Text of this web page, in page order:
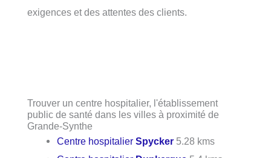
exigences et des attentes des clients.
Trouver un centre hospitalier, l'établissement
public de santé dans les villes à proximité de
Grande-Synthe
Centre hospitalierSpycker 5.28 kms